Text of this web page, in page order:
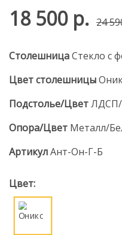
18 500 р. 24
СтолешницаСтекло с
Цвет столешницы
Подстолье/ЦветЛДСП/
Опора/Цвет Металл/
АртикулАнт-Он-Г-Б
Цвет: